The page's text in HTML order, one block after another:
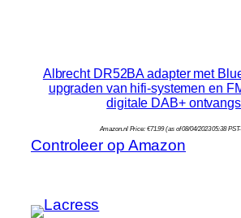
Albrecht DR52BA adapter met
upgraden van hifi-systemen en
digitale DAB+
Amazon.nl Price: €71.99(as of 08/04/2023 05:38
Controleer op Amazon